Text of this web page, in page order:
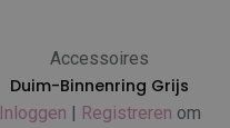
Accessoires
Duim-Binnenring Grijs
Inloggen | Registreren om